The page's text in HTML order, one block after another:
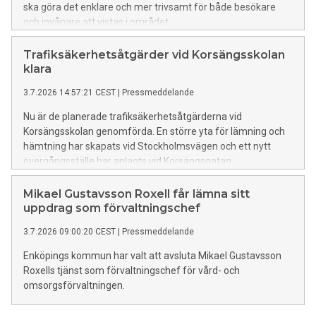
ska göra det enklare och mer trivsamt för både besökare
och invånare att vistas i området.
Trafiksäkerhetsåtgärder vid Korsängsskolan
klara
3.7.2026 14:57:21 CEST | Pressmeddelande
Nu är de planerade trafiksäkerhetsåtgärderna vid
Korsängsskolan genomförda. En större yta för lämning och
hämtning har skapats vid Stockholmsvägen och ett nytt
övergångsställe har anlagts vid Korsängsgatan.
Mikael Gustavsson Roxell får lämna sitt
uppdrag som förvaltningschef
3.7.2026 09:00:20 CEST | Pressmeddelande
Enköpings kommun har valt att avsluta Mikael Gustavsson
Roxells tjänst som förvaltningschef för vård- och
omsorgsförvaltningen.